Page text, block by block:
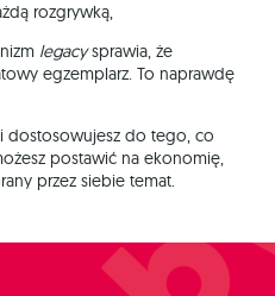
rozgrywką,
legacysprawia, że
egzemplarz. To naprawdę
dostosowujesz do tego, co
postawić na ekonomię,
przez siebie temat.